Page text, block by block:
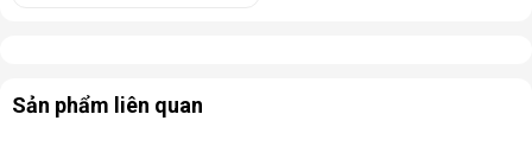
Sản phẩm liên quan